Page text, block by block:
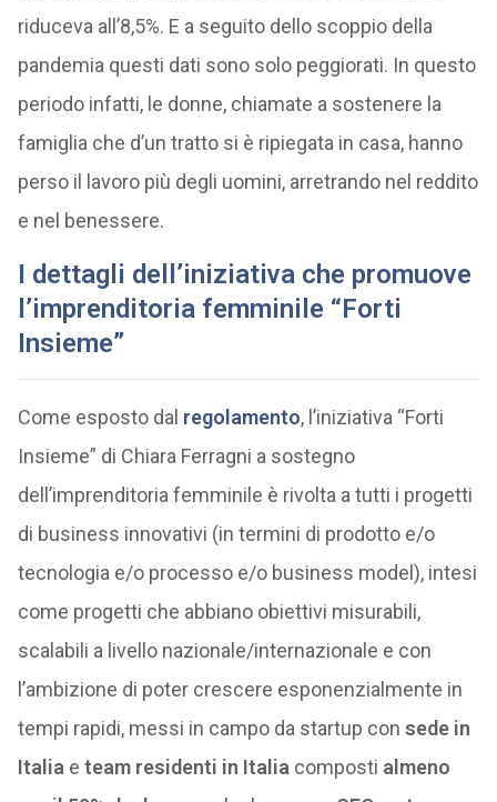
riduceva all’8,5%. E a seguito dello scoppio della
pandemia questi dati sono solo peggiorati. In questo
periodo infatti, le donne, chiamate a sostenere la
famiglia che d’un tratto si è ripiegata in casa, hanno
perso il lavoro più degli uomini, arretrando nel reddito
e nel benessere.
I dettagli dell’iniziativa che promuove
l’imprenditoria femminile “Forti
Insieme”
Come esposto dal regolamento, l’iniziativa “Forti
Insieme” di Chiara Ferragni a sostegno
dell’imprenditoria femminile è rivolta a tutti i progetti
di business innovativi (in termini di prodotto e/o
tecnologia e/o processo e/o business model), intesi
come progetti che abbiano obiettivi misurabili,
scalabili a livello nazionale/internazionale e con
l’ambizione di poter crescere esponenzialmente in
tempi rapidi, messi in campo da startup con sede in
Italia e team residenti in Italia composti almeno